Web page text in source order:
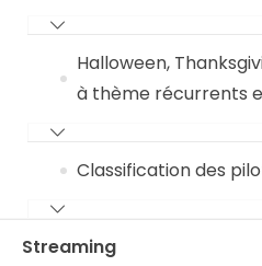
Halloween,
à thème récurrents
Classification des
Streaming